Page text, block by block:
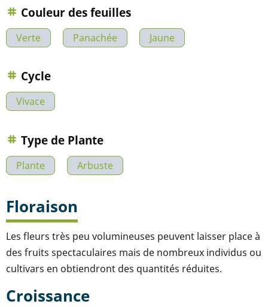
Couleur des feuilles
Verte Panachée Jaune
Cycle
Vivace
Type de Plante
Plante Arbuste
Floraison
Les fleurs très peu volumineuses peuvent laisser place à
des fruits spectaculaires mais de nombreux individus ou
cultivars en obtiendront des quantités réduites.
Croissance